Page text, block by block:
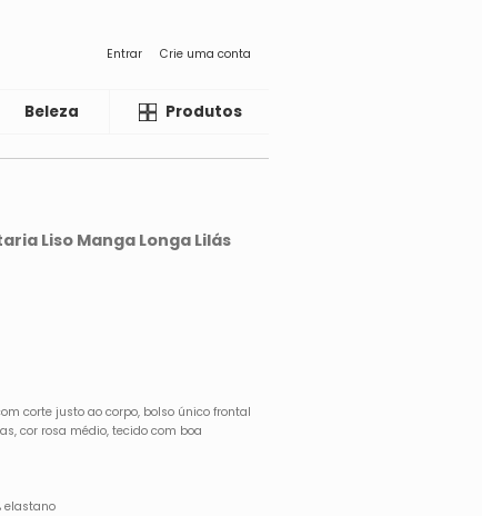
Entrar Crie uma conta
Beleza LiquidaProdutos
Liso Manga Longa Lilás
corte justo ao corpo, bolso único frontal
cor rosa médio, tecido com boa
elastano